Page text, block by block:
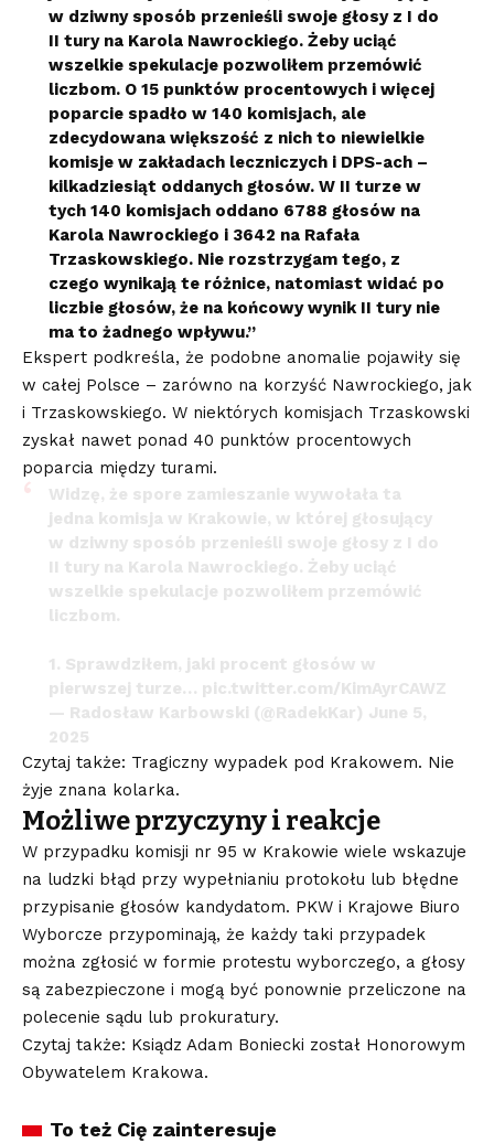
w dziwny sposób przenieśli swoje głosy z I do
II tury na Karola Nawrockiego. Żeby uciąć
wszelkie spekulacje pozwoliłem przemówić
liczbom. O 15 punktów procentowych i więcej
poparcie spadło w 140 komisjach, ale
zdecydowana większość z nich to niewielkie
komisje w zakładach leczniczych i DPS-ach –
kilkadziesiąt oddanych głosów. W II turze w
tych 140 komisjach oddano 6788 głosów na
Karola Nawrockiego i 3642 na Rafała
Trzaskowskiego. Nie rozstrzygam tego, z
czego wynikają te różnice, natomiast widać po
liczbie głosów, że na końcowy wynik II tury nie
ma to żadnego wpływu.”
Ekspert podkreśla, że podobne anomalie pojawiły się
w całej Polsce – zarówno na korzyść Nawrockiego, jak
i Trzaskowskiego. W niektórych komisjach Trzaskowski
zyskał nawet ponad 40 punktów procentowych
poparcia między turami.
Widzę, że spore zamieszanie wywołała ta
jedna komisja w Krakowie, w której głosujący
w dziwny sposób przenieśli swoje głosy z I do
II tury na Karola Nawrockiego. Żeby uciąć
wszelkie spekulacje pozwoliłem przemówić
liczbom.
1. Sprawdziłem, jaki procent głosów w
pierwszej turze… pic.twitter.com/KimAyrCAWZ
— Radosław Karbowski (@RadekKar) June 5,
2025
Czytaj także: Tragiczny wypadek pod Krakowem. Nie
żyje znana kolarka.
Możliwe przyczyny i reakcje
W przypadku komisji nr 95 w Krakowie wiele wskazuje
na ludzki błąd przy wypełnianiu protokołu lub błędne
przypisanie głosów kandydatom. PKW i Krajowe Biuro
Wyborcze przypominają, że każdy taki przypadek
można zgłosić w formie protestu wyborczego, a głosy
są zabezpieczone i mogą być ponownie przeliczone na
polecenie sądu lub prokuratury.
Czytaj także: Ksiądz Adam Boniecki został Honorowym
Obywatelem Krakowa.
To też Cię zainteresuje